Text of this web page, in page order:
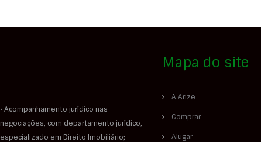
• Acompanhamento jurídico nas
negociações, com departamento jurídico,
especializado em Direito Imobiliário;
Mapa do site
A Arize
Comprar
Alugar